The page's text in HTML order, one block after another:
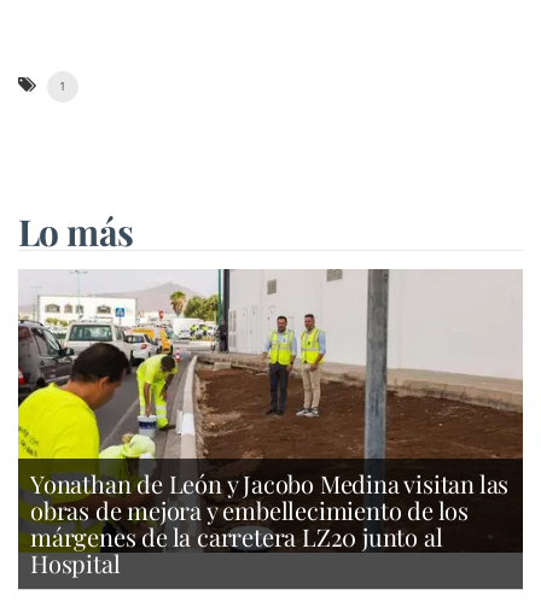
1
Lo más
Yonathan de León y Jacobo Medina visitan las
obras de mejora y embellecimiento de los
márgenes de la carretera LZ20 junto al
Hospital